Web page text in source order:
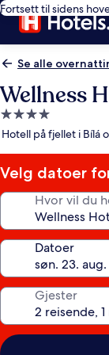
Fortsett til sidens
Se alle
Wellness
Overnattingssted
med
stjerner
Hotell på fjellet i Bílá
Velg datoer
Hvor vil du
Datoer
Gjester